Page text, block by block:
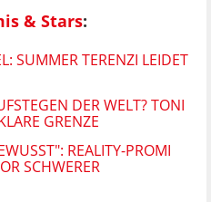
& Stars:
SUMMER TERENZI LEIDET
DER WELT? TONI
GRENZE
REALITY-PROMI
SCHWERER